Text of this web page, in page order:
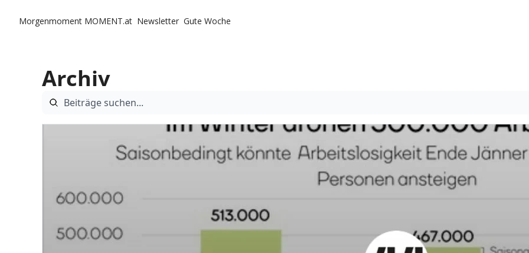
Morgenmoment MOMENT.at Newsletter Gute Woche
Archiv